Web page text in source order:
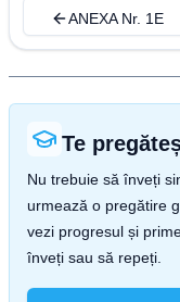
ANEXA Nr. 1E
Te
Nu trebuie să înveți
urmează o pregătire
vezi progresul și
înveți sau să repeți.